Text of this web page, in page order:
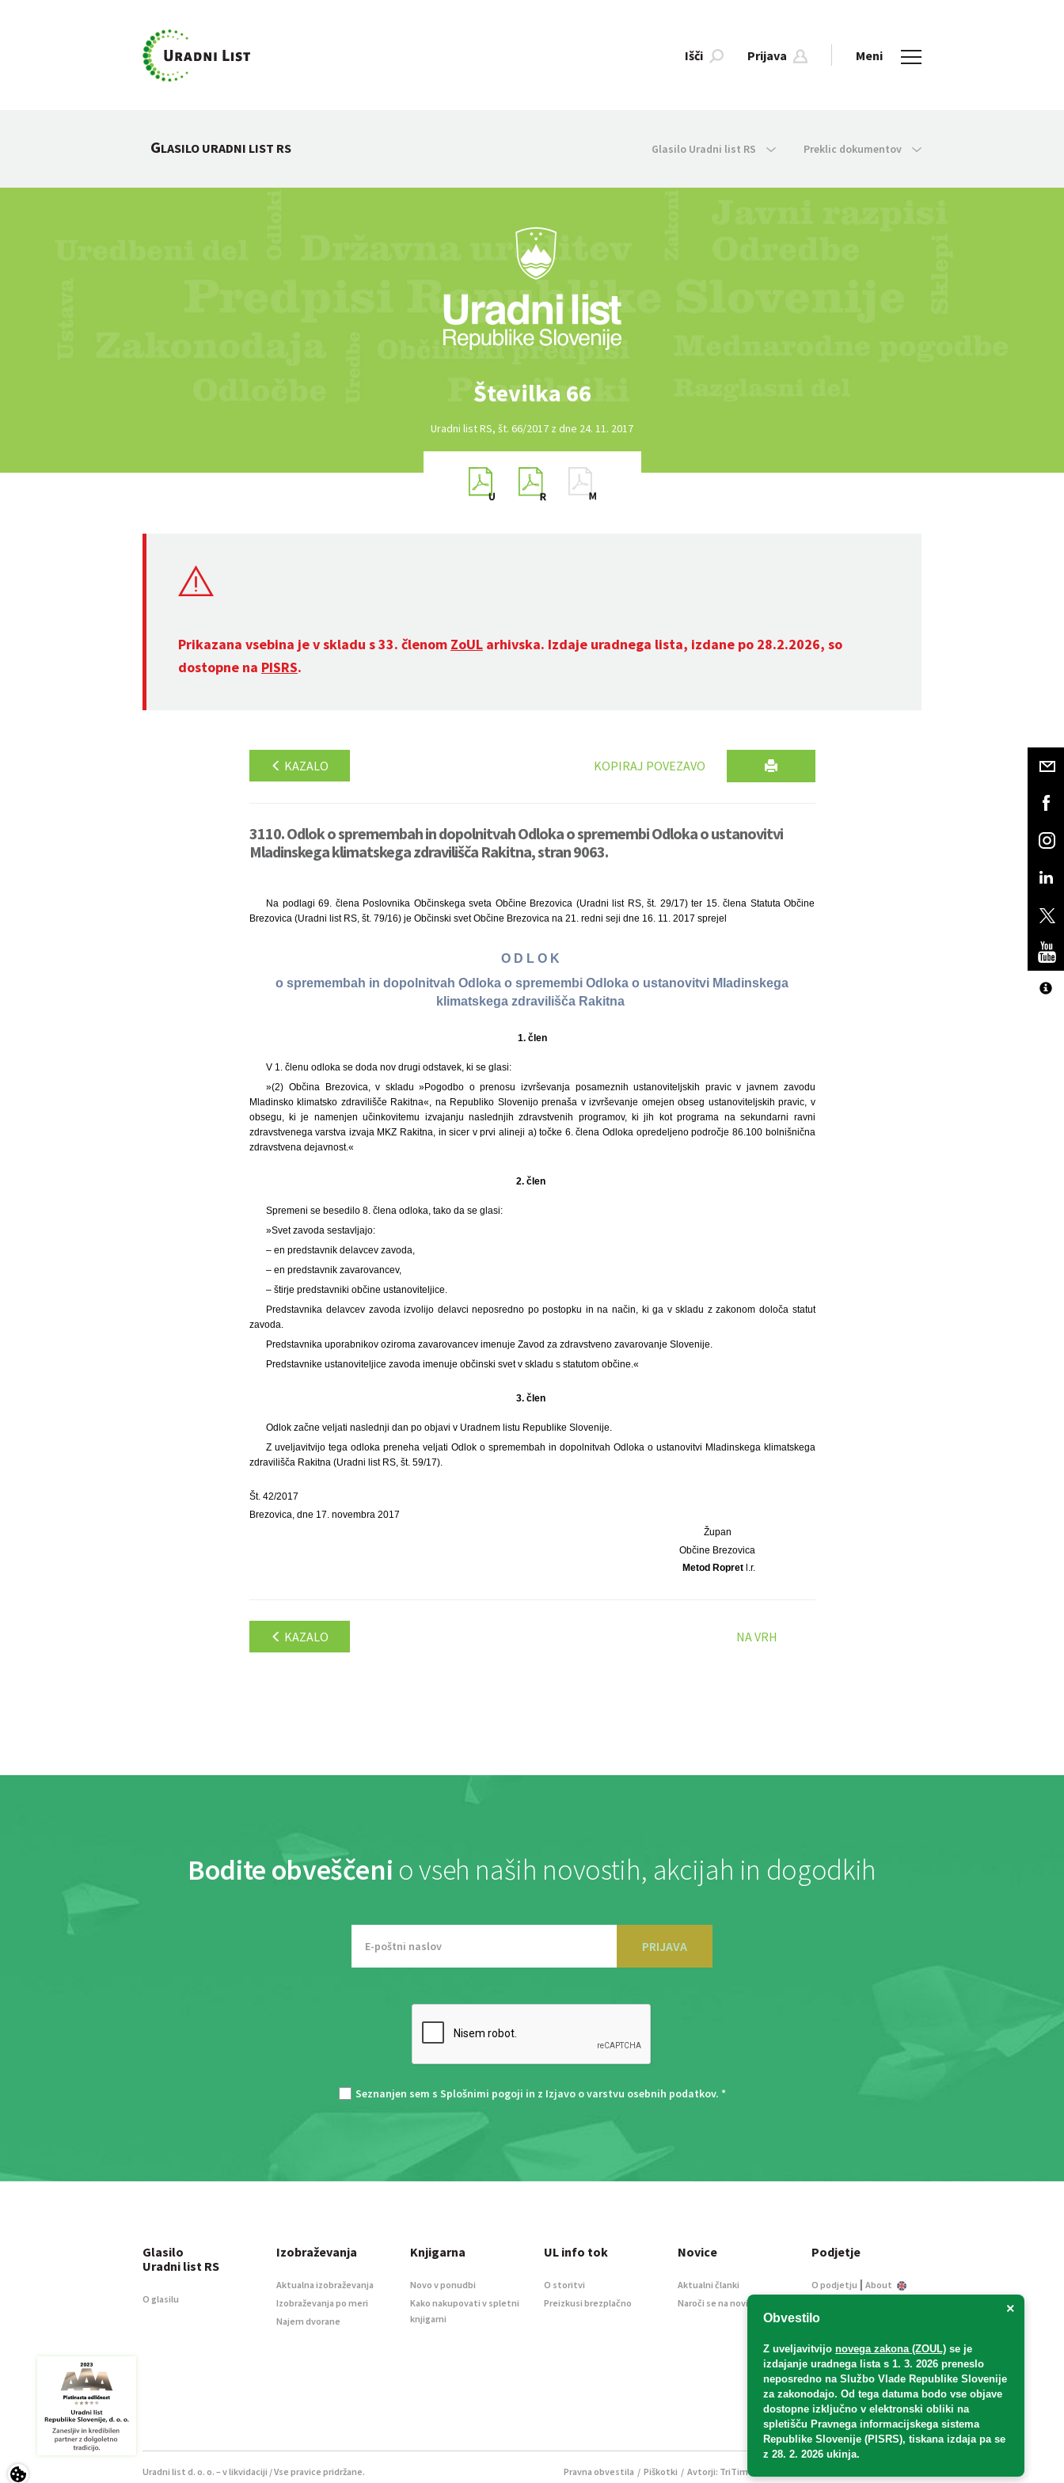
Išči Prijava Meni
GLASILO URADNI LIST RS Glasilo Uradni list RS Preklic dokumentov
Številka 66
Uradni list RS, št. 66/2017 z dne 24. 11. 2017
Prikazana vsebina je v skladu s 33. členom ZoUL arhivska. Izdaje uradnega lista, izdane po 28.2.2026, so
dostopne na PISRS.
KAZALO KOPIRAJ POVEZAVO
3110. Odlok o spremembah in dopolnitvah Odloka o spremembi Odloka o ustanovitvi
Mladinskega klimatskega zdravilišča Rakitna, stran 9063.
Na podlagi 69. člena Poslovnika Občinskega sveta Občine Brezovica (Uradni list RS, št. 29/17) ter 15. člena Statuta Občine
Brezovica (Uradni list RS, št. 79/16) je Občinski svet Občine Brezovica na 21. redni seji dne 16. 11. 2017 sprejel
O D L O K
o spremembah in dopolnitvah Odloka o spremembi Odloka o ustanovitvi Mladinskega
klimatskega zdravilišča Rakitna
1. člen
V 1. členu odloka se doda nov drugi odstavek, ki se glasi:
»(2) Občina Brezovica, v skladu »Pogodbo o prenosu izvrševanja posameznih ustanoviteljskih pravic v javnem zavodu
Mladinsko klimatsko zdravilišče Rakitna«, na Republiko Slovenijo prenaša v izvrševanje omejen obseg ustanoviteljskih pravic, v
obsegu, ki je namenjen učinkovitemu izvajanju naslednjih zdravstvenih programov, ki jih kot programa na sekundarni ravni
zdravstvenega varstva izvaja MKZ Rakitna, in sicer v prvi alineji a) točke 6. člena Odloka opredeljeno področje 86.100 bolnišnična
zdravstvena dejavnost.«
2. člen
Spremeni se besedilo 8. člena odloka, tako da se glasi:
»Svet zavoda sestavljajo:
– en predstavnik delavcev zavoda,
– en predstavnik zavarovancev,
– štirje predstavniki občine ustanoviteljice.
Predstavnika delavcev zavoda izvolijo delavci neposredno po postopku in na način, ki ga v skladu z zakonom določa statut
zavoda.
Predstavnika uporabnikov oziroma zavarovancev imenuje Zavod za zdravstveno zavarovanje Slovenije.
Predstavnike ustanoviteljice zavoda imenuje občinski svet v skladu s statutom občine.«
3. člen
Odlok začne veljati naslednji dan po objavi v Uradnem listu Republike Slovenije.
Z uveljavitvijo tega odloka preneha veljati Odlok o spremembah in dopolnitvah Odloka o ustanovitvi Mladinskega klimatskega
zdravilišča Rakitna (Uradni list RS, št. 59/17).
Št. 42/2017
Brezovica, dne 17. novembra 2017
Župan
Občine Brezovica
Metod Ropretl.r.
KAZALO NA VRH
Bodite obveščeni o vseh naših novostih, akcijah in dogodkih
PRIJAVA
Seznanjen sem s Splošnimi pogoji in z Izjavo o varstvu osebnih podatkov. *
×
Obvestilo
Z uveljavitvijo novega zakona (ZOUL) se je
izdajanje uradnega lista s 1. 3. 2026 preneslo
neposredno na Službo Vlade Republike Slovenije
za zakonodajo. Od tega datuma bodo vse objave
dostopne izključno v elektronski obliki na
spletišču Pravnega informacijskega sistema
Republike Slovenije (PISRS), tiskana izdaja pa se
z 28. 2. 2026 ukinja.
Glasilo
Uradni list RS
O glasilu
Izobraževanja
Aktualna izobraževanja
Izobraževanja po meri
Najem dvorane
Knjigarna
Novo v ponudbi
Kako nakupovati v spletni
knjigarni
UL info tok
O storitvi
Preizkusi brezplačno
Novice
Aktualni članki
Naroči se na novice
Podjetje
O podjetju | About
Informacije javnega
Oglaševanje
Splošni pogoji
Izjava o varstvu osebnih
podatkov
E-dražbe
Uradni list d. o. o. – v likvidaciji / Vse pravice pridržane. Pravna obvestila / Piškotki / Avtorji: TriTim spletna agencija